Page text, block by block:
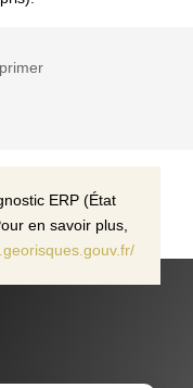
ERP (État
en savoir plus,